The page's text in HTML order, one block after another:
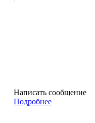
Написать сообщение
Подробнее